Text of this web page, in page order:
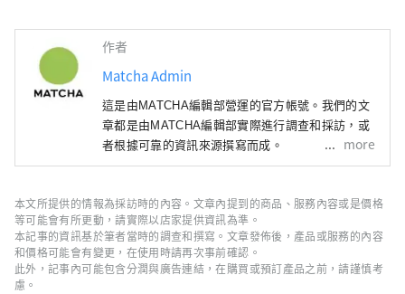
作者
Matcha Admin
這是由MATCHA編輯部營運的官方帳號。我們的文
章都是由MATCHA編輯部實際進行調查和採訪，或
者根據可靠的資訊來源撰寫而成。
more
本文所提供的情報為採訪時的內容。文章內提到的商品、服務內容或是價格
等可能會有所更動，請實際以店家提供資訊為準。
本記事的資訊基於筆者當時的調查和撰寫。文章發佈後，產品或服務的內容
和價格可能會有變更，在使用時請再次事前確認。
此外，記事內可能包含分潤與廣告連結，在購買或預訂產品之前，請謹慎考
慮。